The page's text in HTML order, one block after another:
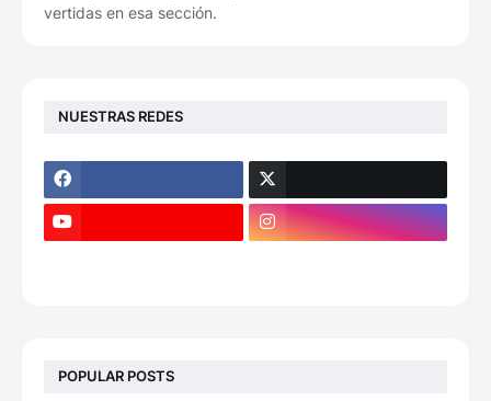
vertidas en esa sección.
NUESTRAS REDES
POPULAR POSTS